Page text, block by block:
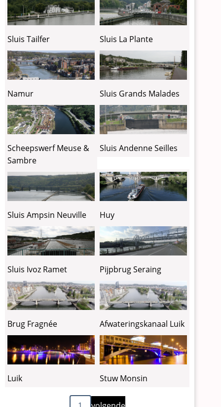
Sluis Tailfer Sluis La Plante
Namur Sluis Grands Malades
Scheepswerf Meuse &
Sambre
Sluis Andenne Seilles
Sluis Ampsin Neuville Huy
Sluis Ivoz Ramet Pijpbrug Seraing
Brug Fragnée Afwateringskanaal Luik
Luik Stuw Monsin
Volgende